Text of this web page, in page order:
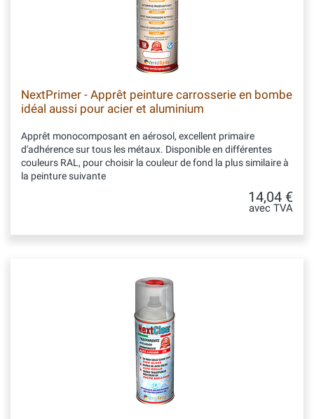
NextPrimer - Apprêt peinture carrosserie en bombe
idéal aussi pour acier et aluminium
Apprêt monocomposant en aérosol, excellent primaire
d'adhérence sur tous les métaux. Disponible en différentes
couleurs RAL, pour choisir la couleur de fond la plus similaire à
la peinture suivante
14,04 €
avec TVA